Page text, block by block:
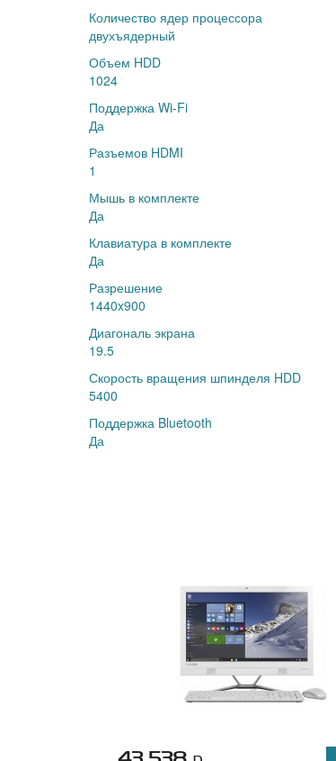
Количество ядер процессора
двухъядерный
Объем HDD
1024
Поддержка Wi-Fi
Да
Разъемов HDMI
1
Мышь в комплекте
Да
Клавиатура в комплекте
Да
Разрешение
1440x900
Диагональ экрана
19.5
Скорость вращения шпинделя HDD
5400
Поддержка Bluetooth
Да